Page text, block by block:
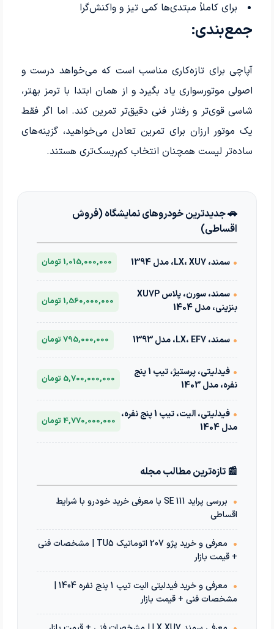
برای کاملاً مبتدی‌ها کمی تیز و واکنش‌گرا
جمع‌بندی:
آپاچی برای تازه‌کاری مناسب است که می‌خواهد درست و
اصولی موتورسواری یاد بگیرد و از همان ابتدا با ترمز بهتر،
شاسی قوی‌تر و رفتار فنی دقیق‌تر تمرین کند. اما اگر فقط
یک موتور ارزان برای تمرین تعادل می‌خواهید، گزینه‌های
ساده‌تر لیست همچنان انتخاب کم‌ریسک‌تری هستند.
🚗 جدیدترین خودروهای نمایشگاه (فروش
اقساطی)
• سمند، LX، XU7، مدل 1394 1,015,000,000 تومان
•
سمند، سورن، پلاس XU7P
بنزینی، مدل 1404
1,560,000,000 تومان
• سمند، LX، EF7، مدل 1393 795,000,000 تومان
•
فیدلیتی، پرستیژ، تیپ 1 پنج
نفره، مدل 1403
5,700,000,000 تومان
•
فیدلیتی، الیت، تیپ 1 پنج نفره،
مدل 1404
4,770,000,000 تومان
📰 تازه‌ترین مطالب مجله
•
بررسی پراید 111 SE با معرفی خرید خودرو با شرایط
اقساطی
•
معرفی و خرید پژو 207 اتوماتیک TU5 | مشخصات فنی
+ قیمت بازار
•
معرفی و خرید فیدلیتی الیت تیپ 1 پنج نفره 1404 |
مشخصات فنی + قیمت بازار